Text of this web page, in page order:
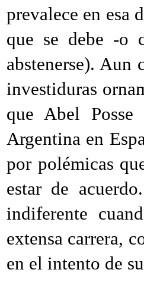
prevalece en
que se debe -o
abstenerse). Aun
investiduras
que Abel
Argentina en
por polémicas
estar de
indiferente
extensa carrera,
en el intento de